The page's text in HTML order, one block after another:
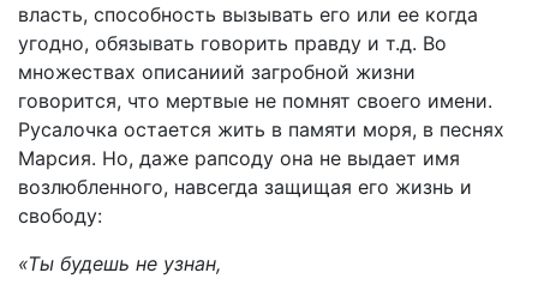
власть, способность вызывать его или ее когда
угодно, обязывать говорить правду и т.д. Во
множествах описаниий загробной жизни
говорится, что мертвые не помнят своего имени.
Русалочка остается жить в памяти моря, в песнях
Марсия. Но, даже рапсоду она не выдает имя
возлюбленного, навсегда защищая его жизнь и
свободу:
«Ты будешь не узнан,